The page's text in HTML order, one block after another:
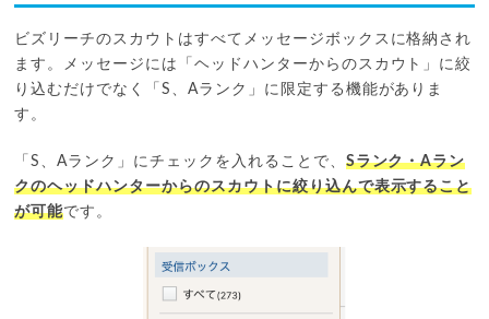
ビズリーチのスカウトはすべてメッセージボックスに格納され
ます。メッセージには「ヘッドハンターからのスカウト」に絞
り込むだけでなく「S、Aランク」に限定する機能がありま
す。
「S、Aランク」にチェックを入れることで、 Sランク・Aラン
クのヘッドハンターからのスカウトに絞り込んで表示すること
が可能です。